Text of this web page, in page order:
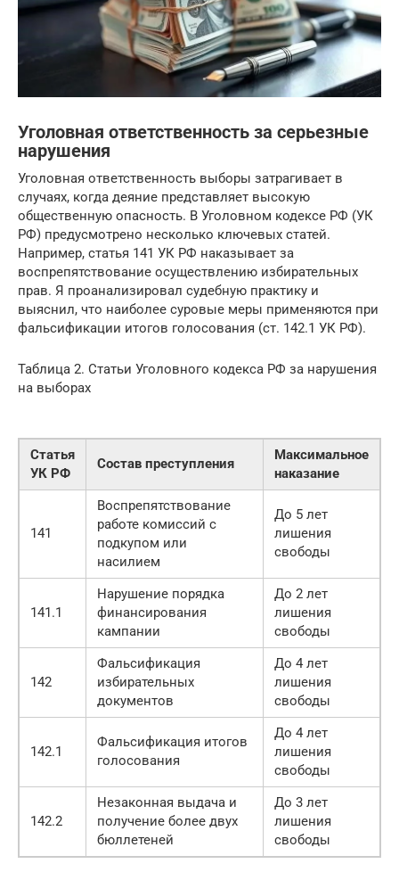
Уголовная ответственность за серьезные
нарушения
Уголовная ответственность выборы затрагивает в
случаях, когда деяние представляет высокую
общественную опасность. В Уголовном кодексе РФ (УК
РФ) предусмотрено несколько ключевых статей.
Например, статья 141 УК РФ наказывает за
воспрепятствование осуществлению избирательных
прав. Я проанализировал судебную практику и
выяснил, что наиболее суровые меры применяются при
фальсификации итогов голосования (ст. 142.1 УК РФ).
Таблица 2. Статьи Уголовного кодекса РФ за нарушения
на выборах
Статья
УК РФ
Состав преступления
Максимальное
наказание
141
Воспрепятствование
работе комиссий с
подкупом или
насилием
До 5 лет
лишения
свободы
141.1
Нарушение порядка
финансирования
кампании
До 2 лет
лишения
свободы
142
Фальсификация
избирательных
документов
До 4 лет
лишения
свободы
142.1
Фальсификация итогов
голосования
До 4 лет
лишения
свободы
142.2
Незаконная выдача и
получение более двух
бюллетеней
До 3 лет
лишения
свободы